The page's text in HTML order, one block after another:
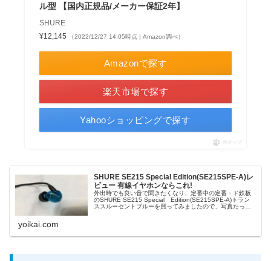
ル型 【国内正規品/メーカー保証2年】
SHURE
¥12,145
（2022/12/27 14:05時点 | Amazon調べ）
Amazonで探す
楽天市場で探す
Yahooショッピングで探す
ポチップ
SHURE SE215 Special Edition(SE215SPE-A)レ
ビュー 有線イヤホンならこれ!
外出時でも良い音で聞きたくなり、定番中の定番・ド鉄板
のSHURE SE215 Special Edition(SE215SPE-A)トラン
ススルーセントブルーを買ってみましたので、写真たっぷ
yoikai.com